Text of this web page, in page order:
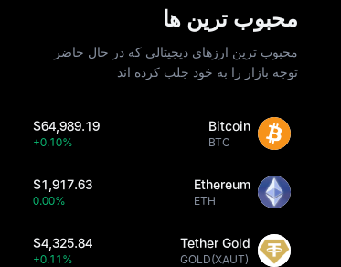
محبوب ترین ها
محبوب ترین ارزهای دیجیتالی که در حال حاضر
توجه بازار را به خود جلب کرده اند
Bitcoin
BTC
$64,989.19
+0.10%
Ethereum
ETH
$1,917.63
0.00%
Tether Gold
GOLD(XAUT)
$4,325.84
+0.11%